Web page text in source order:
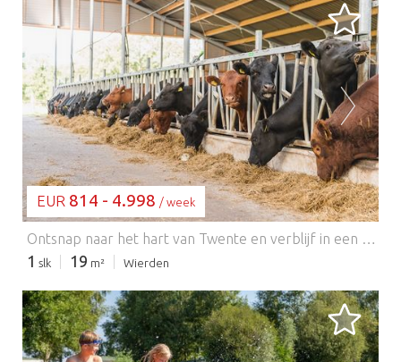
BEZIG MET LADEN...
EUR 814 - 4.998 / week
1 slk 19 m² Wierden